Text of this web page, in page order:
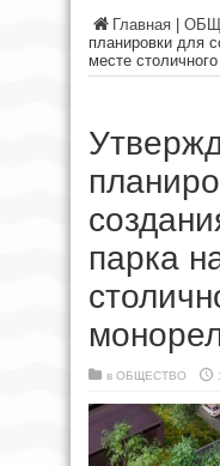
Главная
планировки для
месте
парка
в ОБЩЕСТВО